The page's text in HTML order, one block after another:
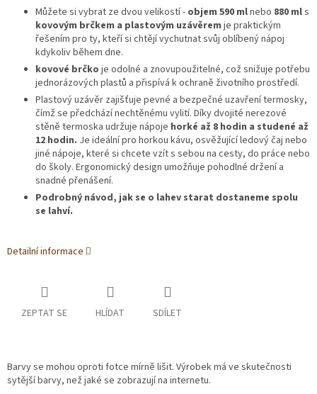
Můžete si vybrat ze dvou velikostí - objem 590 mlnebo 880 mls
kovovým brčkem a plastovým uzávěrem je praktickým
řešením pro ty, kteří si chtějí vychutnat svůj oblíbený nápoj
kdykoliv během dne.
kovové brčko je odolné a znovupoužitelné, což snižuje potřebu
jednorázových plastů a přispívá k ochraně životního prostředí.
Plastový uzávěr zajišťuje pevné a bezpečné uzavření termosky,
čímž se předchází nechtěnému vylití. Díky dvojité nerezové
stěně termoska udržuje nápoje horké až 8 hodin a studené až
12 hodin. Je ideální pro horkou kávu, osvěžující ledový čaj nebo
jiné nápoje, které si chcete vzít s sebou na cesty, do práce nebo
do školy. Ergonomický design umožňuje pohodlné držení a
snadné přenášení.
Podrobný návod, jak se o lahev starat dostaneme spolu
se lahví.
Detailní informace
ZEPTAT SE HLÍDAT SDÍLET
Barvy se mohou oproti fotce mírně lišit. Výrobek má ve skutečnosti
sytější barvy, než jaké se zobrazují na internetu.